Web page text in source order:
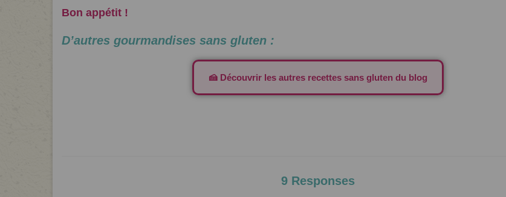
Bon appétit !
D’autres gourmandises sans gluten :
🍰 Découvrir les autres recettes sans gluten du blog
9 Responses